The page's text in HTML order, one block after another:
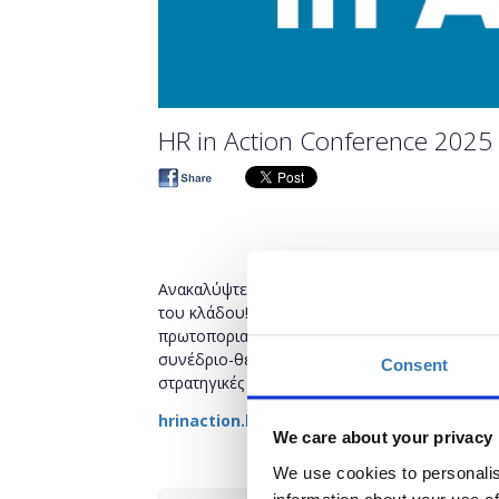
Consent
We care about your privacy
We use cookies to
HR in Action Conference 2025
Ανακαλύψτε τις κορυφαίες πρακτικές που
του κλάδου! Εμπνευστείτε από case studies
πρωτοποριακές λύσεις σε πραγματικές
συνέδριο-θεσμός συγκεντρώνει ηγέτες και
στρατηγικές και networking ευκαιρίες που
hrinaction.boussiasevents.gr